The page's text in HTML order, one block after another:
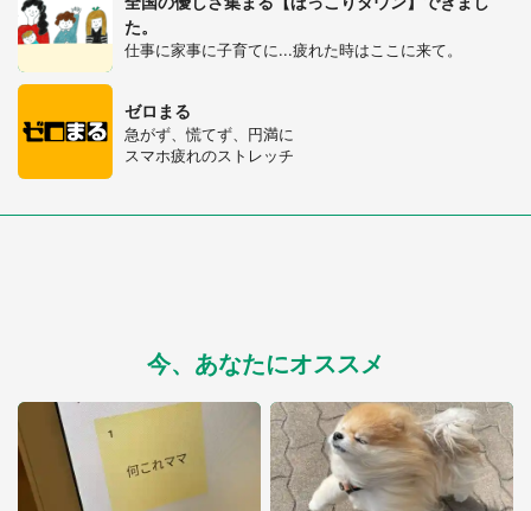
た。
仕事に家事に子育てに...疲れた時はここに来て。
ゼロまる
急がず、慌てず、円満に
スマホ疲れのストレッチ
今、あなたにオススメ